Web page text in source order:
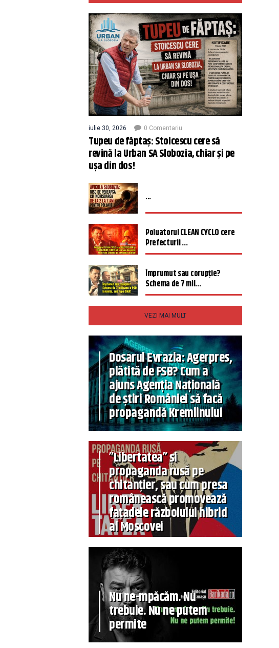
iulie 30, 2026 0 Comentariu
Tupeu de făptaș: Stoicescu cere să
revină la Urban SA Slobozia, chiar și pe
ușa din dos!
...
Poluatorul CLEAN CYCLO cere
Prefecturii ...
Împrumut sau corupție?
Schema de 7 mil...
VEZI MAI MULT
Dosarul Evrazia: Agerpres,
plătită de FSB? Cum a
ajuns Agenția Națională
de știri României să facă
propagandă Kremlinului
”Libertatea” și
propaganda rusă pe
chitanțier, sau cum presa
românească promovează
fațadele războiului hibrid
al Moscovei
Nu ne-mpăcăm. Nu
trebuie. Nu ne putem
permite